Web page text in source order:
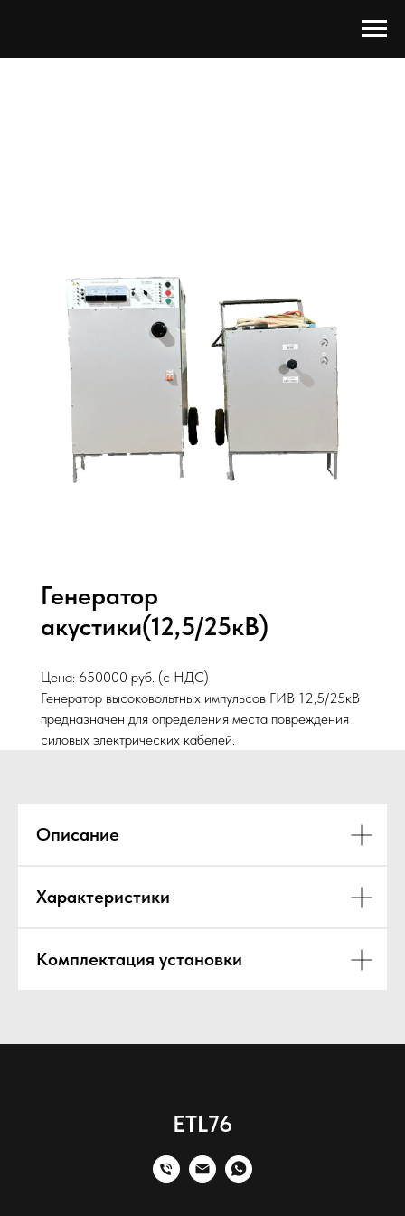
Генератор
акустики(12,5/25кВ)
Цена: 650000 руб. (с НДС)
Генератор высоковольтных импульсов ГИВ 12,5/25кВ
предназначен для определения места повреждения
силовых электрических кабелей.
Описание
Характеристики
Комплектация установки
ETL76